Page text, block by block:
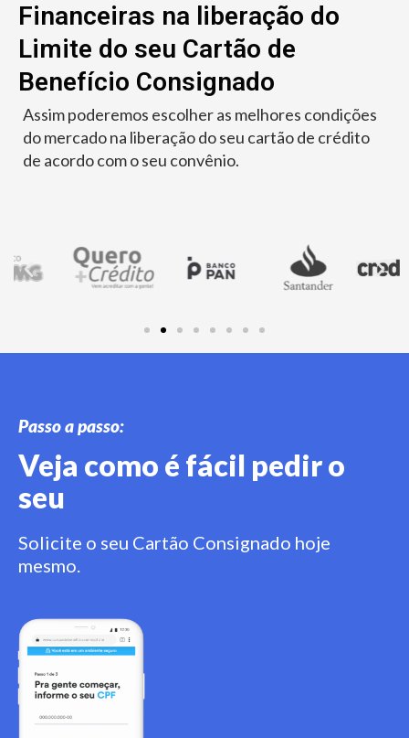
Financeiras na liberação do
Limite do seu Cartão de
Benefício Consignado
Assim poderemos escolher as melhores condições
do mercado na liberação do seu cartão de crédito
de acordo com o seu convênio.
Passo a passo:
Veja como é fácil pedir o
seu
Solicite o seu Cartão Consignado hoje
mesmo.